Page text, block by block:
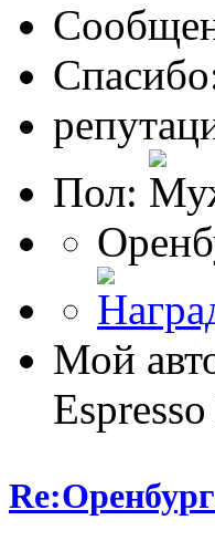
Пол:
Мой